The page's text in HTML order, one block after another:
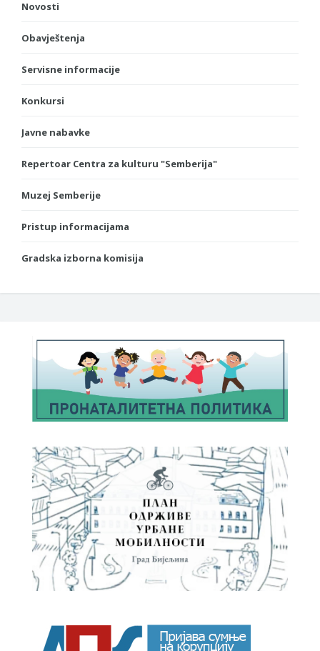
Novosti
Obavještenja
Servisne informacije
Konkursi
Javne nabavke
Repertoar Centra za kulturu "Semberija"
Muzej Semberije
Pristup informacijama
Gradska izborna komisija